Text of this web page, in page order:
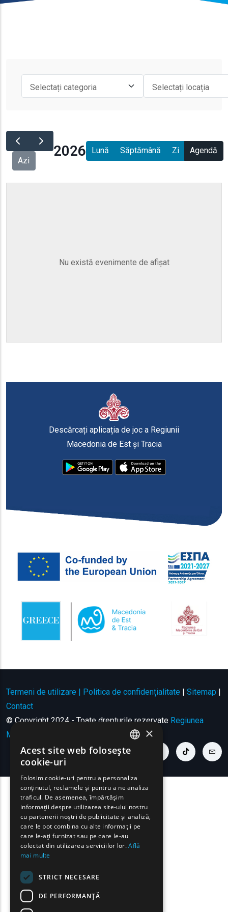
Azi
2026 Lună Săptămână Zi Agendă
Nu există evenimente de afișat
Descărcați aplicația de joc a Regiunii
Macedonia de Est și Tracia
Termeni de utilizare | Politica de confidențialitate | Sitemap |
Contact
© Copyright 2024 - Toate drepturile rezervate Regiunea
Macedonia de Est și Tracia
youtube linkfacebook link
twitter linklinkedin linkinstagram link
tiktok link
ENGLISH
FRENCH
BULGARIAN
GERMAN
ROMANIAN
×
Acest site web folosește
cookie-uri
Folosim cookie-uri pentru a personaliza
conținutul, reclamele și pentru a ne analiza
traficul. De asemenea, împărtășim
informații despre utilizarea site-ului nostru
cu partenerii noștri de publicitate și analiză,
care le pot combina cu alte informații pe
care le-ați furnizat sau pe care le-au
colectat din utilizarea serviciilor lor.Află
mai multe
STRICT NECESARE
DE PERFORMANȚĂ